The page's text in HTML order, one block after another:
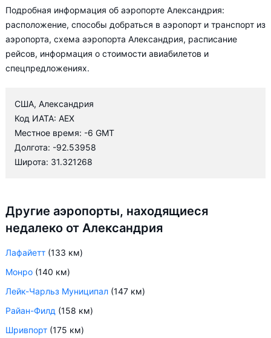
Подробная информация об аэропорте Александрия:
расположение, способы добраться в аэропорт и транспорт из
аэропорта, схема аэропорта Александрия, расписание
рейсов, информация о стоимости авиабилетов и
спецпредложениях.
США, Александрия
Код ИАТА: AEX
Местное время: -6 GMT
Долгота: -92.53958
Широта: 31.321268
Другие аэропорты, находящиеся
недалеко от Александрия
Лафайетт (133 км)
Монро (140 км)
Лейк-Чарльз Муниципал (147 км)
Райан-Филд (158 км)
Шривпорт (175 км)